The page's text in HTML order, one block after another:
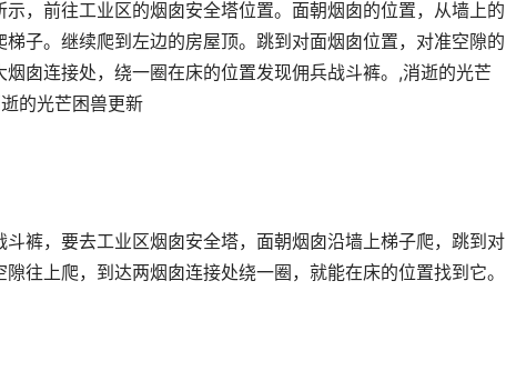
，前往工业区的烟囱安全塔位置。面朝烟囱的位置，从墙上的
子。继续爬到左边的房屋顶。跳到对面烟囱位置，对准空隙的
囱连接处，绕一圈在床的位置发现佣兵战斗裤。​​​​​​​​​,消逝的光芒
的光芒困兽更新
裤，要去工业区烟囱安全塔，面朝烟囱沿墙上梯子爬，跳到对
往上爬，到达两烟囱连接处绕一圈，就能在床的位置找到它。